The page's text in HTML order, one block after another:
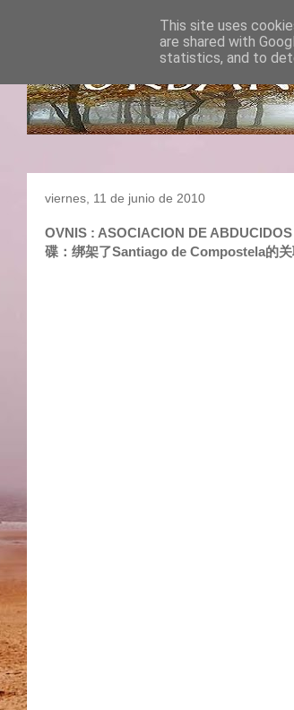
viernes, 11 de junio de 2010
OVNIS : ASOCIACION DE
碟：绑架了Santiago de Compostela的
This site uses
are shared with
statistics, and to